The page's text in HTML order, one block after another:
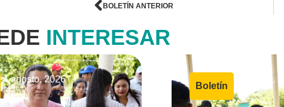
BOLETÍN ANTERIOR
INTERESAR
|
4 agosto, 2026
Boletín
4 agosto,